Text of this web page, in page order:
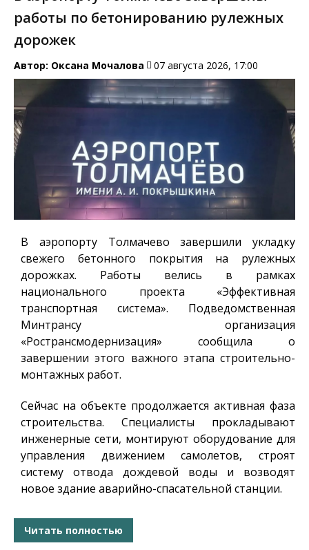
работы по бетонированию рулежных
дорожек
Автор: Оксана Мочалова 07 августа 2026, 17:00
В аэропорту Толмачево завершили укладку
свежего бетонного покрытия на рулежных
дорожках. Работы велись в рамках
национального проекта «Эффективная
транспортная система». Подведомственная
Минтрансу организация
«Ространсмодернизация» сообщила о
завершении этого важного этапа строительно-
монтажных работ.
Сейчас на объекте продолжается активная фаза
строительства. Специалисты прокладывают
инженерные сети, монтируют оборудование для
управления движением самолетов, строят
систему отвода дождевой воды и возводят
новое здание аварийно-спасательной станции.
Читать полностью